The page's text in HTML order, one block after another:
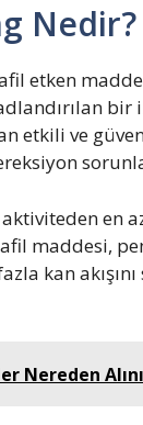
Nedir?
etken
bir
etkili ve
en
maddesi,
kan
Nereden